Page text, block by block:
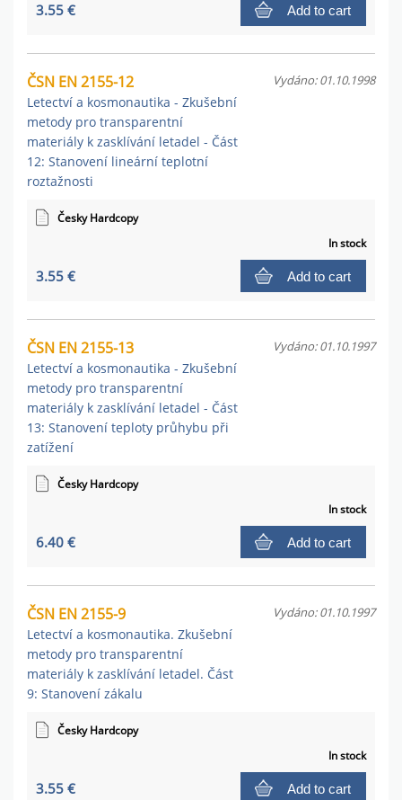
3.55 € Add to cart
ČSN EN 2155-12
Letectví a kosmonautika - Zkušební
metody pro transparentní
materiály k zasklívání letadel - Část
12: Stanovení lineární teplotní
roztažnosti
Vydáno: 01.10.1998
Česky Hardcopy
In stock
3.55 € Add to cart
ČSN EN 2155-13
Letectví a kosmonautika - Zkušební
metody pro transparentní
materiály k zasklívání letadel - Část
13: Stanovení teploty průhybu při
zatížení
Vydáno: 01.10.1997
Česky Hardcopy
In stock
6.40 € Add to cart
ČSN EN 2155-9
Letectví a kosmonautika. Zkušební
metody pro transparentní
materiály k zasklívání letadel. Část
9: Stanovení zákalu
Vydáno: 01.10.1997
Česky Hardcopy
In stock
3.55 € Add to cart